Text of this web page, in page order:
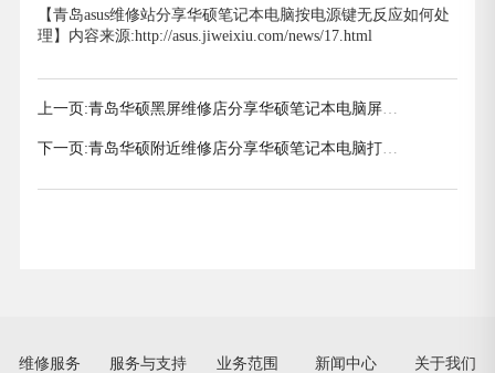
【青岛asus维修站分享华硕笔记本电脑按电源键无反应如何处
理】内容来源:http://asus.jiweixiu.com/news/17.html
上一页:青岛华硕黑屏维修店分享华硕笔记本电脑屏幕
下一页:青岛华硕附近维修店分享华硕笔记本电脑打不
维修服务 服务与支持 业务范围 新闻中心 关于我们